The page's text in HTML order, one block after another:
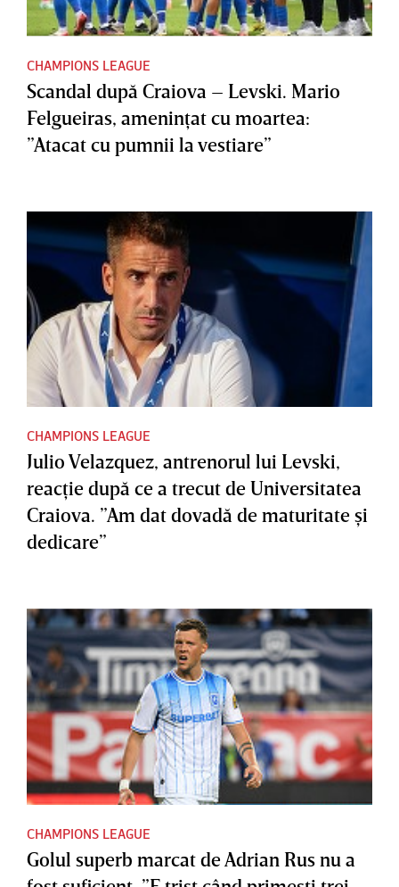
CHAMPIONS LEAGUE
Scandal după Craiova – Levski. Mario
Felgueiras, ameninţat cu moartea:
”Atacat cu pumnii la vestiare”
CHAMPIONS LEAGUE
Julio Velazquez, antrenorul lui Levski,
reacţie după ce a trecut de Universitatea
Craiova. ”Am dat dovadă de maturitate şi
dedicare”
CHAMPIONS LEAGUE
Golul superb marcat de Adrian Rus nu a